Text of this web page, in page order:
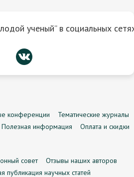
ученый” в социальных
конференции
Тематические журналы
Полезная информация
Оплата и скидки
совет
Отзывы наших авторов
публикация научных статей